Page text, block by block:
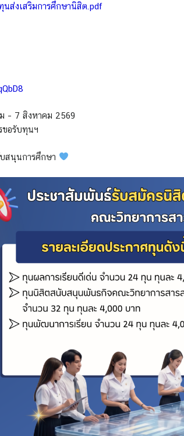
นส่งเสริมการศึกษานิสิต.pdf
– 7 สิงหาคม 2569
ขอรับทุนฯ
สนุนการศึกษา